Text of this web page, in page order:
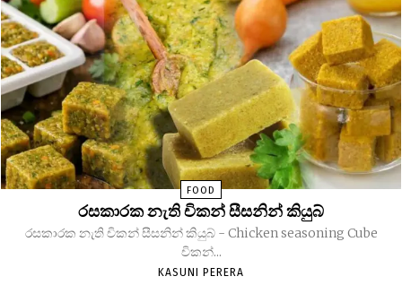
FOOD
රසකාරක නැති චිකන් සීසනින් කියුබ්
රසකාරක නැති චිකන් සීසනින් කියුබ් - Chicken seasoning Cube
චිකන්...
KASUNI PERERA